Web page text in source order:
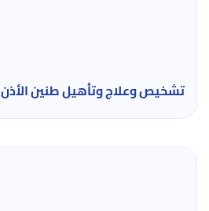
تشخيص وعلاج وتأهيل طنين الأذن